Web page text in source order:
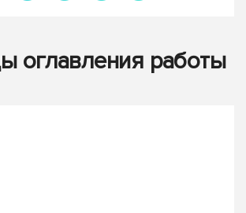
оглавления работы